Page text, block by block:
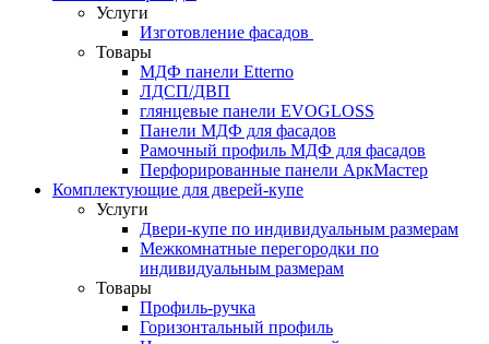
Услуги
Изготовление фасадов
Товары
МДФ панели Etterno
ЛДСП/ДВП
глянцевые панели EVOGLOSS
Панели МДФ для фасадов
Рамочный профиль МДФ для фасадов
Перфорированные панели АркМастер
Комплектующие для дверей-купе
Услуги
Двери-купе по индивидуальным размерам
Межкомнатные перегородки по
индивидуальным размерам
Товары
Профиль-ручка
Горизонтальный профиль